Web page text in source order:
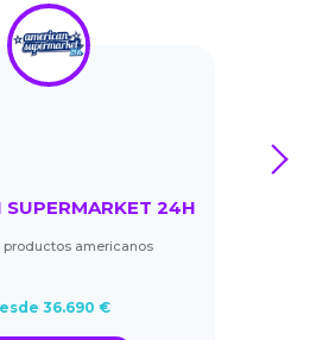
SUPERMARKET 24H
productos americanos
36.690 €
next